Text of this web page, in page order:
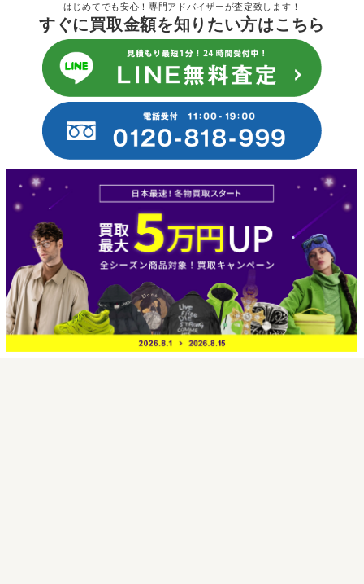
はじめてでも安心！専門アドバイザーが査定致します！
すぐに買取金額を知りたい方はこちら